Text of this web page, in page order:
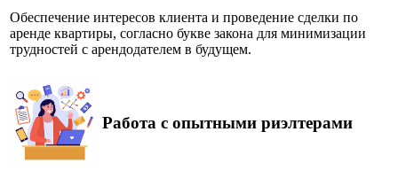
Обеспечение интересов клиента и проведение сделки по
аренде квартиры, согласно букве закона для минимизации
трудностей с арендодателем в будущем.
Работа с опытными риэлтерами